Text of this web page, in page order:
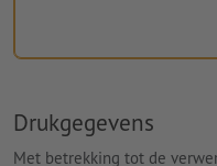
Drukgegevens
Met betrekking tot de